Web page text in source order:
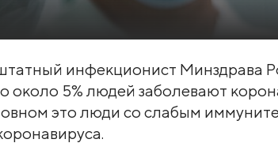
инфекционист Минздрава
около 5% людей заболевают
это люди со слабым